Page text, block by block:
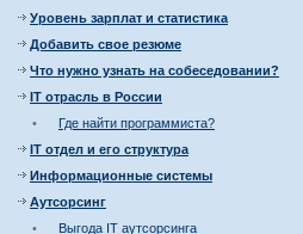
Уровень зарплат и статистика
Добавить свое резюме
Что нужно узнать на собеседовании?
IT отрасль в России
•
Где найти программиста?
IT отдел и его структура
Информационные системы
Аутсорсинг
•
Выгода IT аутсорсинга